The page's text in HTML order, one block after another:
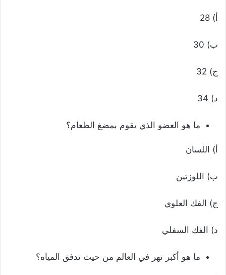
أ) 28
ب) 30
ج) 32
د) 34
ما هو العضو الذي يقوم بمضغ الطعام؟
أ) اللسان
ب) اللوزتين
ج) الفك العلوي
د) الفك السفلي
ما هو أكبر نهر في العالم من حيث تدفق المياه؟